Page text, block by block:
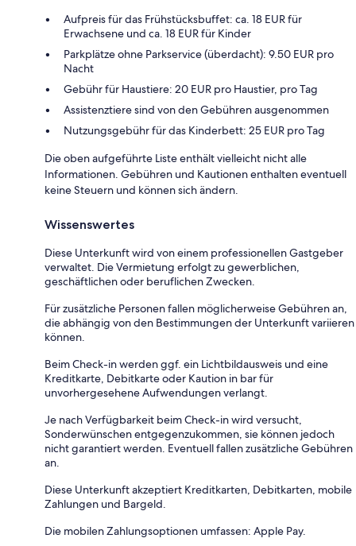
Aufpreis für das Frühstücksbuffet: ca. 18 EUR für
Erwachsene und ca. 18 EUR für Kinder
Parkplätze ohne Parkservice (überdacht): 9.50 EUR pro
Nacht
Gebühr für Haustiere: 20 EUR pro Haustier, pro Tag
Assistenztiere sind von den Gebühren ausgenommen
Nutzungsgebühr für das Kinderbett: 25 EUR pro Tag
Die oben aufgeführte Liste enthält vielleicht nicht alle
Informationen. Gebühren und Kautionen enthalten eventuell
keine Steuern und können sich ändern.
Wissenswertes
Diese Unterkunft wird von einem professionellen Gastgeber
verwaltet. Die Vermietung erfolgt zu gewerblichen,
geschäftlichen oder beruflichen Zwecken.
Für zusätzliche Personen fallen möglicherweise Gebühren an,
die abhängig von den Bestimmungen der Unterkunft variieren
können.
Beim Check-in werden ggf. ein Lichtbildausweis und eine
Kreditkarte, Debitkarte oder Kaution in bar für
unvorhergesehene Aufwendungen verlangt.
Je nach Verfügbarkeit beim Check-in wird versucht,
Sonderwünschen entgegenzukommen, sie können jedoch
nicht garantiert werden. Eventuell fallen zusätzliche Gebühren
an.
Diese Unterkunft akzeptiert Kreditkarten, Debitkarten, mobile
Zahlungen und Bargeld.
Die mobilen Zahlungsoptionen umfassen: Apple Pay.